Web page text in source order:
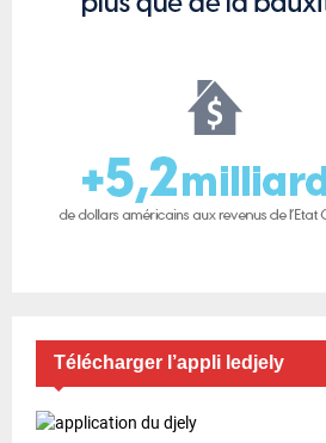
Télécharger l’appli ledjely